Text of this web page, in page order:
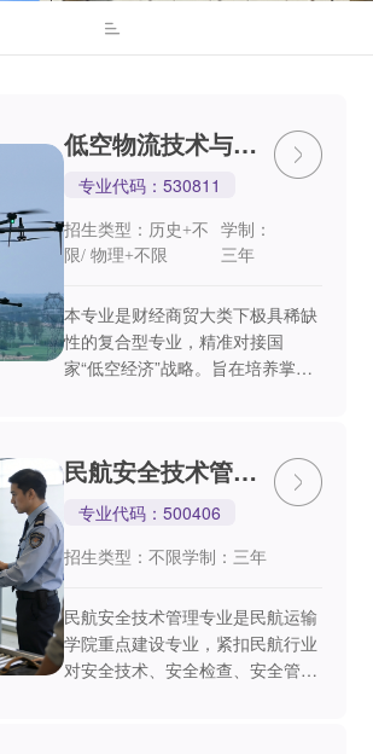
低空物流技术与运
营
专业代码：530811
招生类型：历史+不
限/ 物理+不限
学制：
三年
本专业是财经商贸大类下极具稀缺
性的复合型专业，精准对接国
家“低空经济”战略。旨在培养掌握
应“低空经济+智慧物流+无...
民航安全技术管理
专业
专业代码：500406
招生类型：不限学制：三年
民航安全技术管理专业是民航运输
学院重点建设专业，紧扣民航行业
对安全技术、安全检查、安全管理